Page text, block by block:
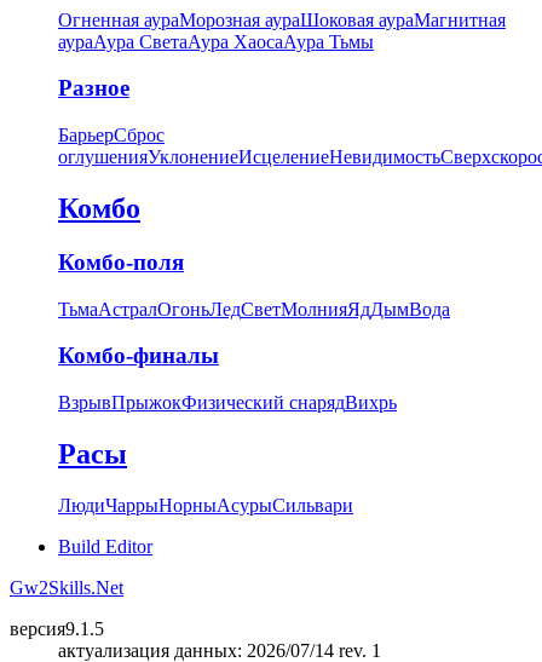
Огненная аураМорозная аураШоковая аураМагнитная
аураАура СветаАура ХаосаАура Тьмы
Разное
БарьерСброс
оглушенияУклонениеИсцелениеНевидимость
Комбо
Комбо-поля
ТьмаАстралОгоньЛедСветМолнияЯдДымВода
Комбо-финалы
ВзрывПрыжокФизический снарядВихрь
Расы
ЛюдиЧаррыНорныАсурыСильвари
Build Editor
Gw2Skills.Net
версия9.1.5
актуализация данных: 2026/07/14 rev. 1